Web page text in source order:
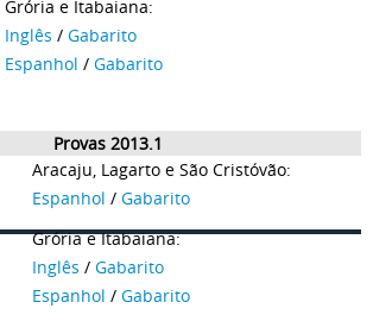
Grória e Itabaiana:
Inglês / Gabarito
Espanhol / Gabarito
Provas 2013.1
Aracaju, Lagarto e São Cristóvão:
Espanhol / Gabarito
Grória e Itabaiana:
Inglês / Gabarito
Espanhol / Gabarito